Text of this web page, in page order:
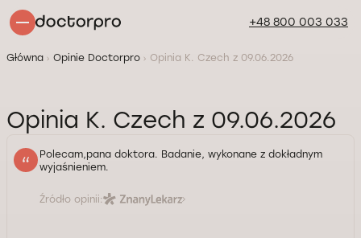
+48 800 003 033
Główna Opinie Doctorpro Opinia K. Czech z 09.06.2026
Opinia K. Czech z 09.06.2026
Polecam,pana doktora. Badanie, wykonane z dokładnym
wyjaśnieniem.
Źródło opinii: